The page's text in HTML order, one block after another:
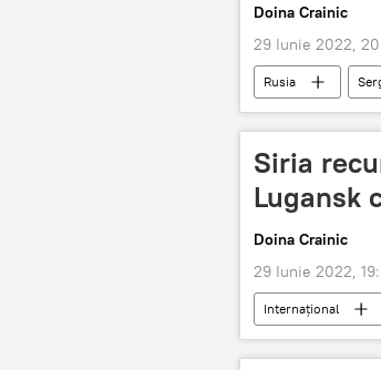
Doina Crainic
29 Iunie 2022,
Rusia
Siria
Lugansk
Doina Crainic
29 Iunie 2022,
Internaţional